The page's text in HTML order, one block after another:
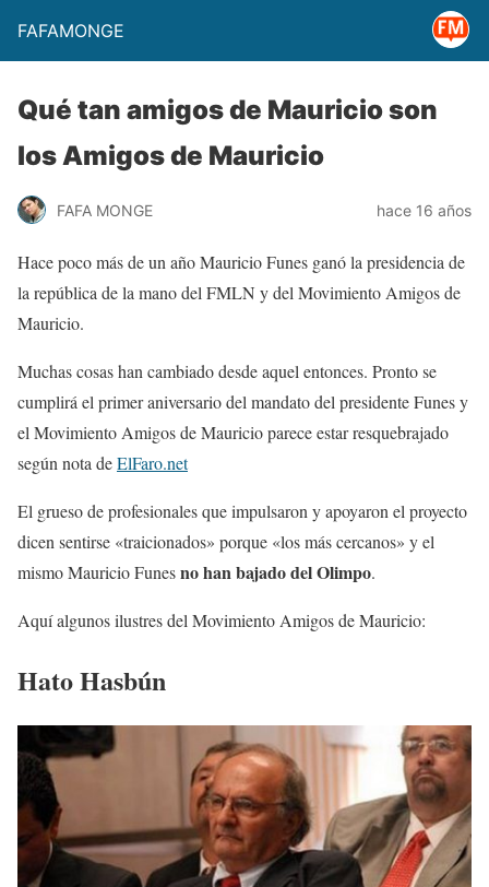
FAFAMONGE
Qué tan amigos de Mauricio son
los Amigos de Mauricio
FAFA MONGE hace 16 años
Hace poco más de un año Mauricio Funes ganó la presidencia de
la república de la mano del FMLN y del Movimiento Amigos de
Mauricio.
Muchas cosas han cambiado desde aquel entonces. Pronto se
cumplirá el primer aniversario del mandato del presidente Funes y
el Movimiento Amigos de Mauricio parece estar resquebrajado
según nota deElFaro.net
El grueso de profesionales que impulsaron y apoyaron el proyecto
dicen sentirse «traicionados» porque «los más cercanos» y el
mismo Mauricio Funesno han bajado del Olimpo.
Aquí algunos ilustres del Movimiento Amigos de Mauricio:
Hato Hasbún